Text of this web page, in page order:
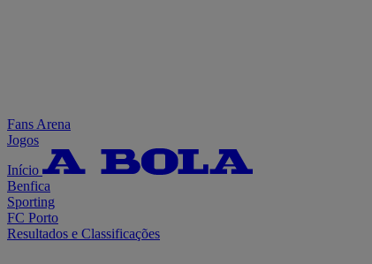
Fans Arena
Jogos
Início
Benfica
Sporting
FC Porto
Resultados e Classificações